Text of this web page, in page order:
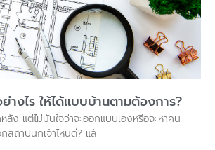
งไร ให้ได้แบบบ้านตามต้องการ?
ง แต่ไม่มั่นใจว่าจะออกแบบเองหรือจะหาคน
สถาปนิกเจ้าไหนดี? แล้